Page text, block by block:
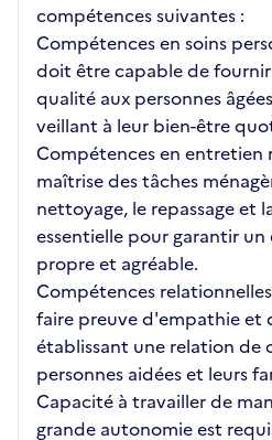
compétences suivantes :
Compétences en soins
doit être capable de
qualité aux personnes
veillant à leur bien-être
Compétences en entretien
maîtrise des tâches
nettoyage, le repassage et
essentielle pour garantir
propre et agréable.
Compétences
faire preuve d'empathie et
établissant une relation de
personnes aidées et leurs
Capacité à travailler de
grande autonomie est